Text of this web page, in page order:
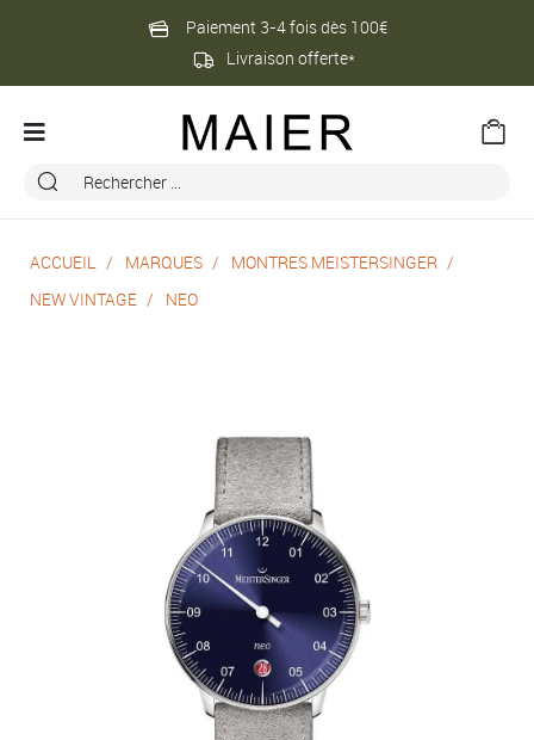
Paiement 3-4 fois dès 100€
Livraison offerte*
ACCUEIL MARQUES
MONTRES MEISTERSINGER
NEW VINTAGE
NEO